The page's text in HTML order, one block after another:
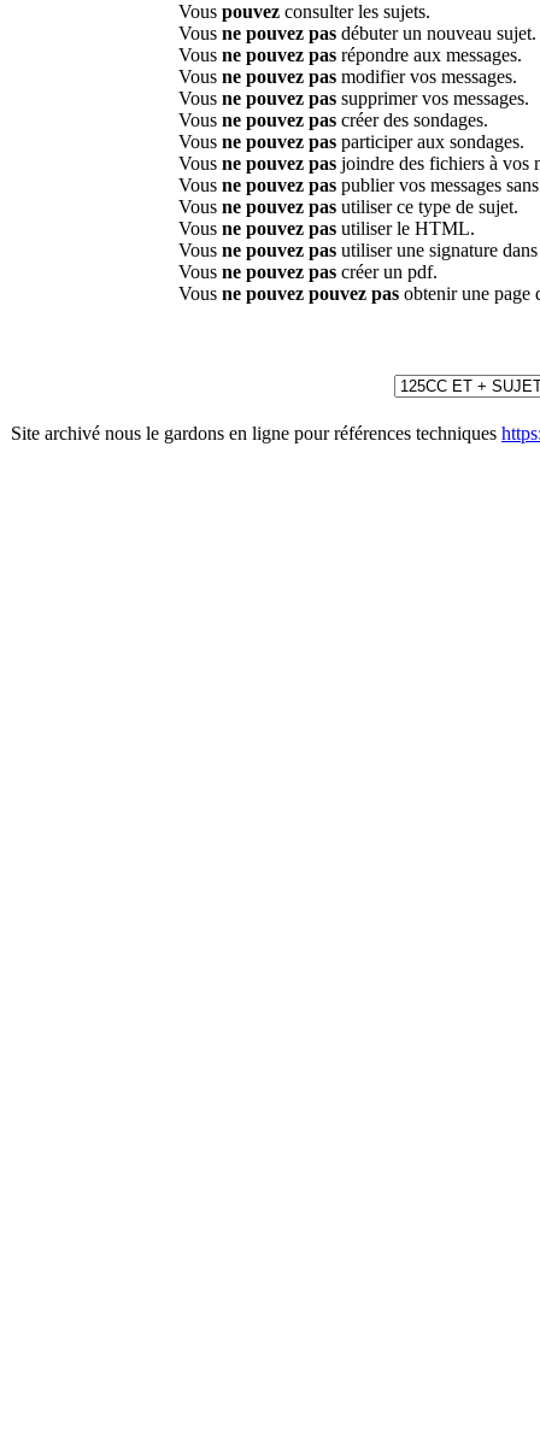
Vous pouvez consulter les sujets.
Vous ne pouvez pas débuter un nouveau sujet.
Vous ne pouvez pas répondre aux messages.
Vous ne pouvez pas modifier vos messages.
Vous ne pouvez pas supprimer vos messages.
Vous ne pouvez pas créer des sondages.
Vous ne pouvez pas participer aux sondages.
Vous ne pouvez pas joindre des fichiers à vos
Vous ne pouvez pas publier vos messages
Vous ne pouvez pas utiliser ce type de sujet.
Vous ne pouvez pas utiliser le HTML.
Vous ne pouvez pas utiliser une signature
Vous ne pouvez pas créer un pdf.
Vous ne pouvez pouvez pas obtenir une page
Site archivé nous le gardons en ligne pour références techniques